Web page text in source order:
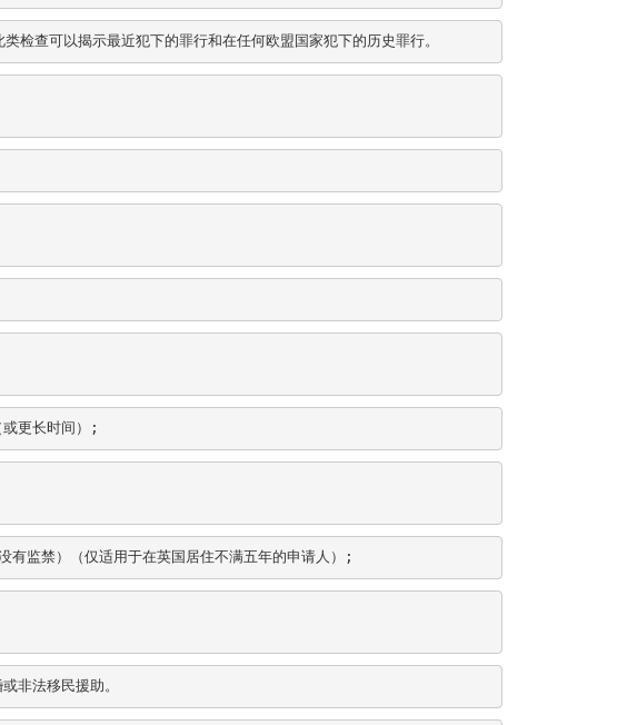
检查可以揭示最近犯下的罪行和在任何欧盟国家犯下的历史罪行。
长时间）;
监禁）（仅适用于在英国居住不满五年的申请人）;
移民援助。